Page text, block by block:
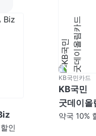
인
KB국민카드
KB국민
굿데이올
약국 10%